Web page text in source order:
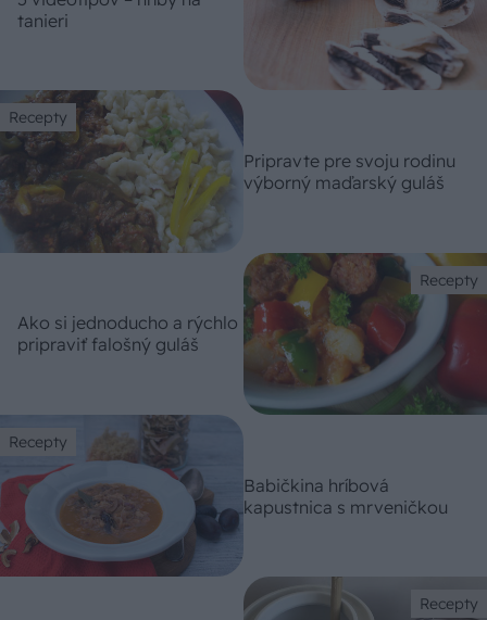
tanieri
Recepty
Pripravte pre svoju rodinu
výborný maďarský guláš
Recepty
Ako si jednoducho a rýchlo
pripraviť falošný guláš
Recepty
Babičkina hríbová
kapustnica s mrveničkou
Recepty